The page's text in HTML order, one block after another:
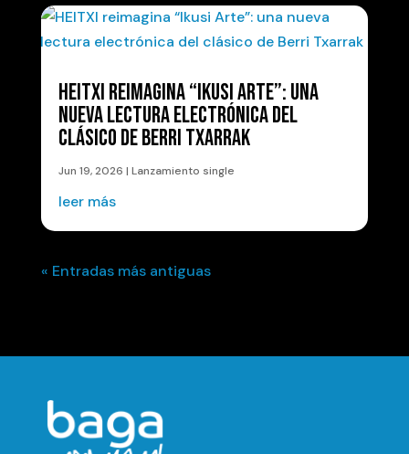
HEITXI REIMAGINA “IKUSI ARTE”: UNA
NUEVA LECTURA ELECTRÓNICA DEL
CLÁSICO DE BERRI TXARRAK
Jun 19, 2026 | Lanzamiento single
leer más
« Entradas más antiguas